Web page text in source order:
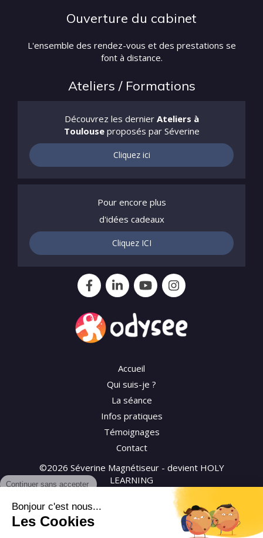
Ouverture du cabinet
L'ensemble des rendez-vous et des prestations se
font à distance.
Ateliers / Formations
Découvrez les dernier Ateliers à
Toulouseproposés par Séverine
Cliquez ici
Pour encore plus
d'idées cadeaux
Cliquez ICI
Accueil
Qui suis-je ?
La séance
Infos pratiques
Témoignages
Contact
©2026 Séverine Magnétiseur - devient HOLY
LEARNING
Continuer sans accepter
Bonjour c'est nous...
Les Cookies